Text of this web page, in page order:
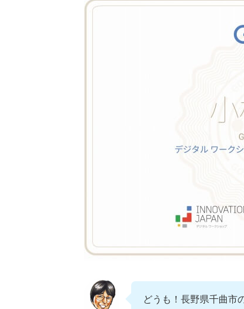
どうも！長野県千曲市